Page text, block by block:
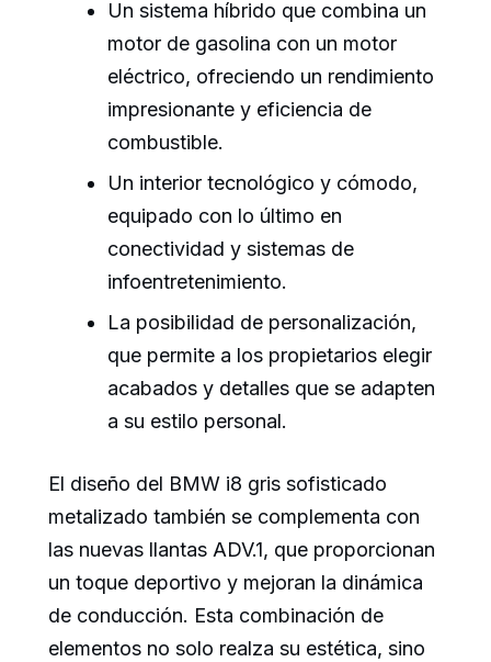
Un sistema híbrido que combina un
motor de gasolina con un motor
eléctrico, ofreciendo un rendimiento
impresionante y eficiencia de
combustible.
Un interior tecnológico y cómodo,
equipado con lo último en
conectividad y sistemas de
infoentretenimiento.
La posibilidad de personalización,
que permite a los propietarios elegir
acabados y detalles que se adapten
a su estilo personal.
El diseño del BMW i8 gris sofisticado
metalizado también se complementa con
las nuevas llantas ADV.1, que proporcionan
un toque deportivo y mejoran la dinámica
de conducción. Esta combinación de
elementos no solo realza su estética, sino